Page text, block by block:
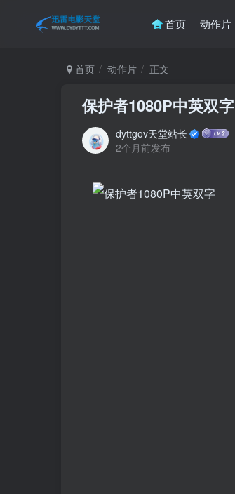
首页 动作片
首页 动作片 正文
保护者1080P中英双字
dyttgov天堂站长
2个月前发布